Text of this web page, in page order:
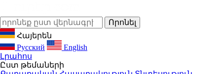
Հայերեն
Русский
English
Լրահոս
Ըստ թեմաների